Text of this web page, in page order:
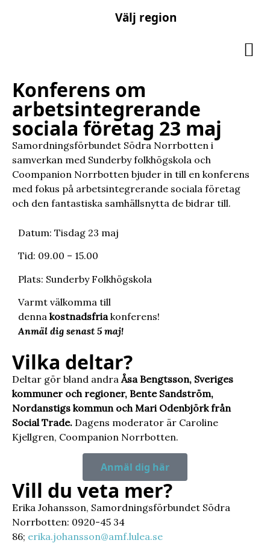
Välj region
Konferens om
arbetsintegrerande
sociala företag 23 maj
Samordningsförbundet Södra Norrbotten i
samverkan med Sunderby folkhögskola och
Coompanion Norrbotten bjuder in till en konferens
med fokus på arbetsintegrerande sociala företag
och den fantastiska samhällsnytta de bidrar till.
Datum: Tisdag 23 maj
Tid: 09.00 – 15.00
Plats: Sunderby Folkhögskola
Varmt välkomma till
denna kostnadsfriakonferens!
Anmäl dig senast 5 maj!
Vilka deltar?
Deltar gör bland andraÅsa Bengtsson, Sveriges
kommuner och regioner, Bente Sandström,
Nordanstigs kommun och Mari Odenbjörk från
Social Trade. Dagens moderator är Caroline
Kjellgren, Coompanion Norrbotten.
Anmäl dig här
Vill du veta mer?
Erika Johansson, Samordningsförbundet Södra
Norrbotten: 0920-45 34
86; erika.johansson@amf.lulea.se